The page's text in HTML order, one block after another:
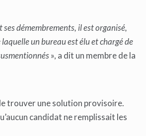
démembrements, il est organisé,
un bureau est élu et chargé de
», a dit un membre de la
trouver une solution provisoire.
candidat ne remplissait les